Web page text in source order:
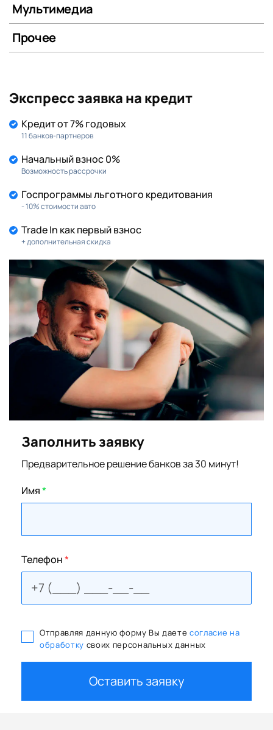
Мультимедиа
Прочее
Экспресс заявка на кредит
Кредит от 7% годовых
11 банков-партнеров
Начальный взнос 0%
Возможность рассрочки
Госпрограммы льготного кредитования
- 10% стоимости авто
Trade In как первый взнос
+ дополнительная скидка
Заполнить заявку
Предварительное решение банков за 30 минут!
Имя*
Телефон*
Отправляя данную форму Вы даете согласие на
обработку своих персональных данных
Оставить заявку